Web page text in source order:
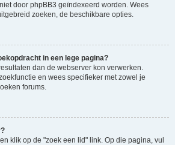
door phpBB3 geïndexeerd worden. Wees
zoeken, de beschikbare opties.
in een lege pagina?
dan de webserver kon verwerken.
en wees specifieker met zowel je
forums.
klik op de "zoek een lid" link. Op die pagina, vul